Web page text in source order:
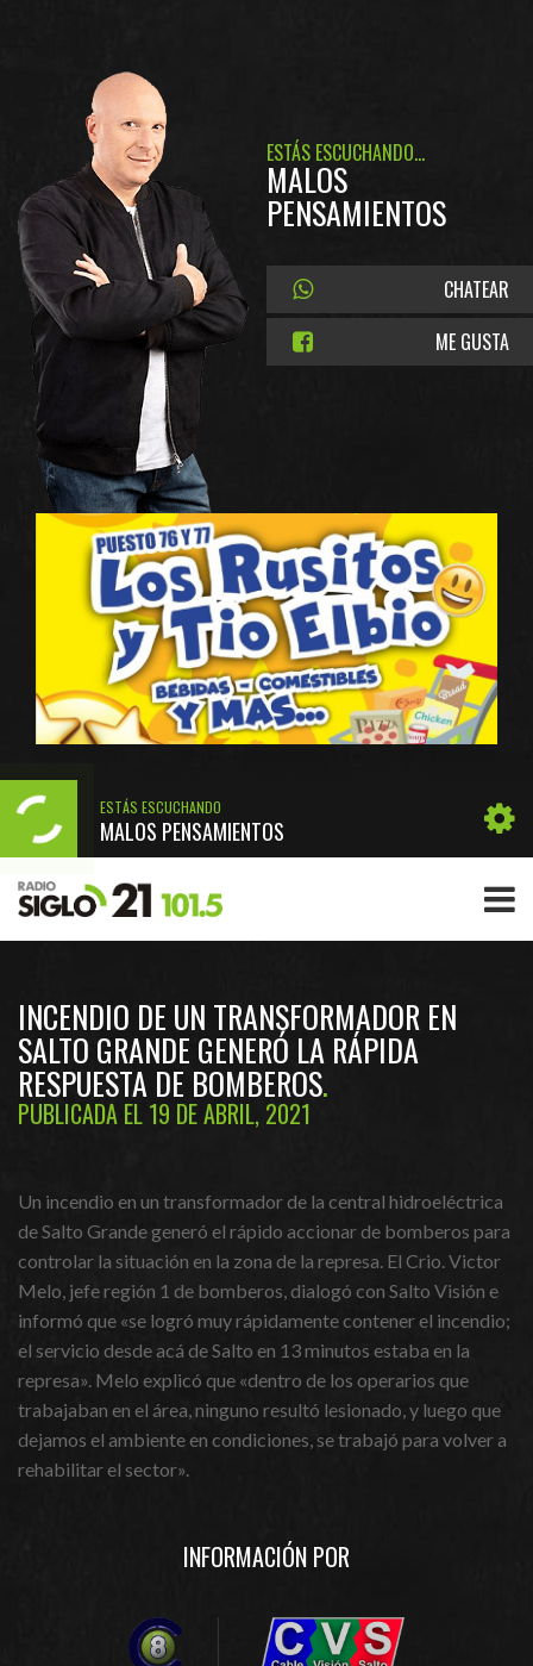
ESTÁS ESCUCHANDO...
MALOS
PENSAMIENTOS
CHATEAR
ME GUSTA
ESTÁS ESCUCHANDO
MALOS PENSAMIENTOS
INCENDIO DE UN TRANSFORMADOR EN
SALTO GRANDE GENERÓ LA RÁPIDA
RESPUESTA DE BOMBEROS
PUBLICADA EL 19 DE ABRIL, 2021
Un incendio en un transformador de la central hidroeléctrica
de Salto Grande generó el rápido accionar de bomberos para
controlar la situación en la zona de la represa. El Crio. Victor
Melo, jefe región 1 de bomberos, dialogó con Salto Visión e
informó que «se logró muy rápidamente contener el incendio;
el servicio desde acá de Salto en 13 minutos estaba en la
represa». Melo explicó que «dentro de los operarios que
trabajaban en el área, ninguno resultó lesionado, y luego que
dejamos el ambiente en condiciones, se trabajó para volver a
rehabilitar el sector».
INFORMACIÓN POR